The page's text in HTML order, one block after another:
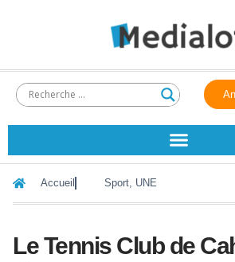
Accueil Sport, UNE
Le Tennis Club de